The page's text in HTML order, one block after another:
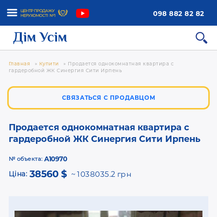
098 882 82 82
Главная » Купити » Продается однокомнатная квартира с
гардеробной ЖК Синергия Сити Ирпень
Продается однокомнатная квартира с
гардеробной ЖК Синергия Сити Ирпень
СВЯЗАТЬСЯ С ПРОДАВЦОМ
№ объекта:А10970
Ціна: 38560 $ 1038035.2